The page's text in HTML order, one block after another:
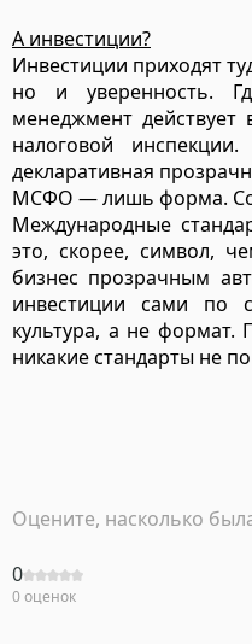
А инвестиции?
Инвестиции приходят
но и уверенность.
менеджмент
налоговой
декларативная
МСФО — лишь форма.
Международные
это, скорее, символ,
бизнес прозрачным
инвестиции сами по
культура, а не формат.
никакие стандарты не
Оцените, насколько
0
0 оценок